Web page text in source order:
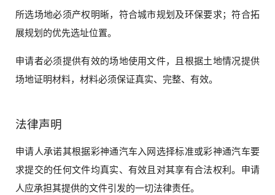
所选场地必须产权明晰，符合城市规划及环保要求；符合拓
展规划的优先选址位置。
申请者必须提供有效的场地使用文件，且根据土地情况提供
场地证明材料，材料必须保证真实、完整、有效。
法律声明
申请人承诺其根据彩神通汽车入网选择标准或彩神通汽车要
求提交的任何文件均真实、有效且对其享有合法权利。申请
人应承担其提供的文件引发的一切法律责任。